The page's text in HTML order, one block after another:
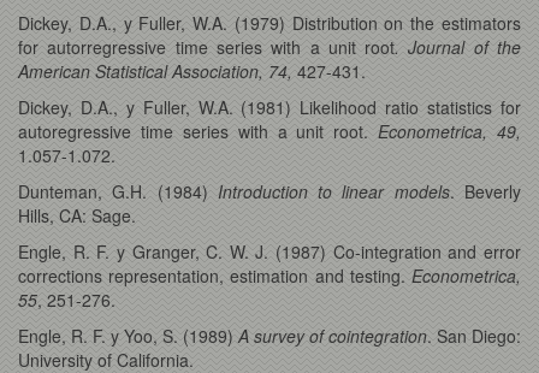
Dickey, D.A., y Fuller, W.A. (1979) Distribution on the estimators
for autorregressive time series with a unit root. Journal of the
American Statistical Association, 74, 427-431.
Dickey, D.A., y Fuller, W.A. (1981) Likelihood ratio statistics for
autoregressive time series with a unit root. Econometrica, 49,
1.057-1.072.
Dunteman, G.H. (1984) Introduction to linear models. Beverly
Hills, CA: Sage.
Engle, R. F. y Granger, C. W. J. (1987) Co-integration and error
corrections representation, estimation and testing. Econometrica,
55, 251-276.
Engle, R. F. y Yoo, S. (1989) A survey of cointegration. San Diego:
University of California.